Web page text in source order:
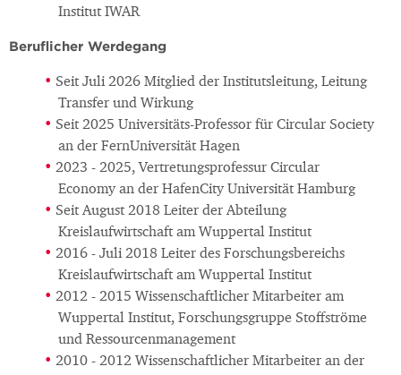
Institut IWAR
Beruflicher Werdegang
Seit Juli 2026 Mitglied der Institutsleitung, Leitung
Transfer und Wirkung
Seit 2025 Universitäts-Professor für Circular Society
an der FernUniversität Hagen
2023 - 2025, Vertretungsprofessur Circular
Economy an der HafenCity Universität Hamburg
Seit August 2018 Leiter der Abteilung
Kreislaufwirtschaft am Wuppertal Institut
2016 - Juli 2018 Leiter des Forschungsbereichs
Kreislaufwirtschaft am Wuppertal Institut
2012 - 2015 Wissenschaftlicher Mitarbeiter am
Wuppertal Institut, Forschungsgruppe Stoffströme
und Ressourcenmanagement
2010 - 2012 Wissenschaftlicher Mitarbeiter an der